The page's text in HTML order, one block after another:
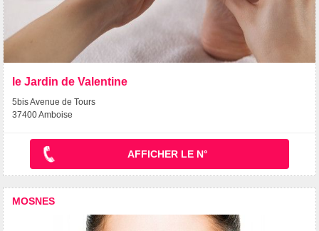
le Jardin de Valentine
5bis Avenue de Tours
37400 Amboise
AFFICHER LE N°
MOSNES